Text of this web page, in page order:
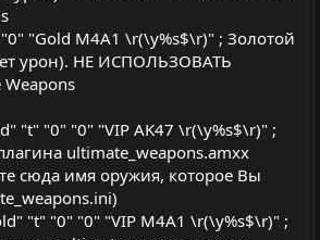
ы
й
г
о
о
с
"Gold M4A1 \r(\y%s$\r)" ; Золотой
урон). НЕ ИСПОЛЬЗОВАТЬ
"t" "0" "0" "VIP AK47 \r(\y%s$\r)" ;
ultimate_weapons.amxx
сюда имя оружия, которое Вы
"t" "0" "0" "VIP M4A1 \r(\y%s$\r)" ;